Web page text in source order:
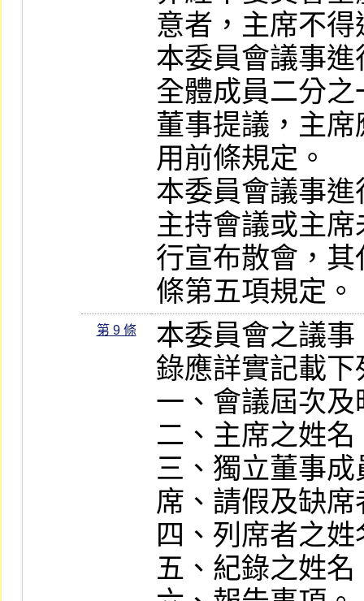
意者，主席不
本委員會議事
全體成員二分
董事提議，主
用前條規定。
本委員會議事
主持會議或主
行宣布散會，
條第五項規定。
第 9 條
本委員會之議
錄應詳實記載下
一、會議屆次
二、主席之姓名
三、獨立董事
席、請假及缺
四、列席者之
五、紀錄之姓名